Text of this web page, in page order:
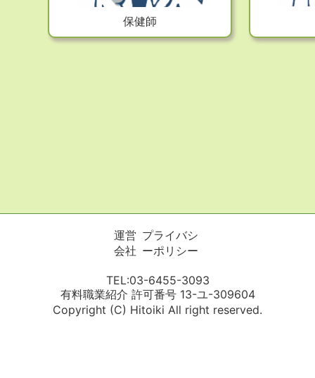
保健師
運営
会社
プライバシ
ーポリシー
TEL:03-6455-3093
有料職業紹介 許可番号 13-ユ-309604
Copyright (C) Hitoiki All right reserved.